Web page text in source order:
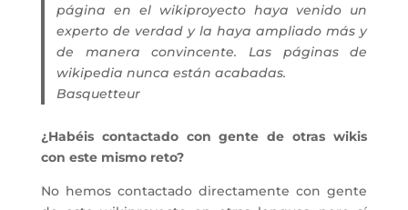
página en el wikiproyecto haya venido un
experto de verdad y la haya ampliado más y
de manera convincente. Las páginas de
wikipedia nunca están acabadas.
Basquetteur
¿Habéis contactado con gente de otras wikis
con este mismo reto?
No hemos contactado directamente con gente